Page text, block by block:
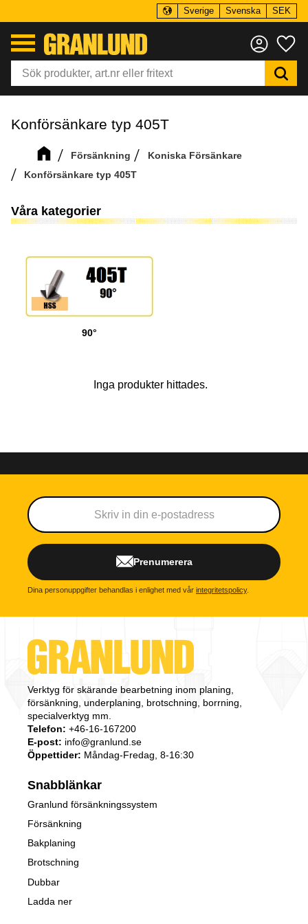
Sverige Svenska SEK
Konförsänkare typ 405T
Försänkning
Koniska Försänkare
Konförsänkare typ 405T
Våra kategorier
90°
Inga produkter hittades.
Prenumerera
Dina personuppgifter behandlas i enlighet med vår integritetspolicy.
Verktyg för skärande bearbetning inom planing,
försänkning, underplaning, brotschning, borrning,
specialverktyg mm.
Telefon: +46-16-167200
E-post: info@granlund.se
Öppettider: Måndag-Fredag, 8-16:30
Snabblänkar
Granlund försänkningssystem
Försänkning
Bakplaning
Brotschning
Dubbar
Ladda ner